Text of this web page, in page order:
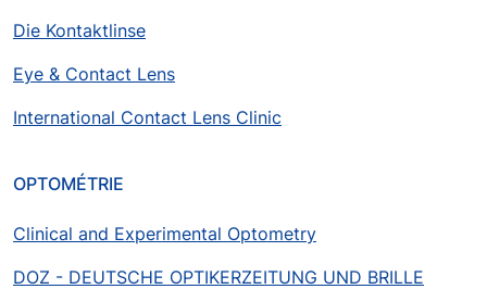
Die Kontaktlinse
Eye & Contact Lens
International Contact Lens Clinic
OPTOMÉTRIE
Clinical and Experimental Optometry
DOZ - DEUTSCHE OPTIKERZEITUNG UND BRILLE